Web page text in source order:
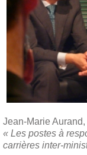
Jean-Marie
« Les postes à
carrières inter-